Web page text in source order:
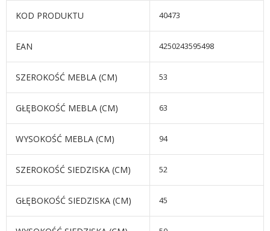
KOD PRODUKTU 40473
EAN 4250243595498
SZEROKOŚĆ MEBLA (CM) 53
GŁĘBOKOŚĆ MEBLA (CM) 63
WYSOKOŚĆ MEBLA (CM) 94
SZEROKOŚĆ SIEDZISKA (CM) 52
GŁĘBOKOŚĆ SIEDZISKA (CM) 45